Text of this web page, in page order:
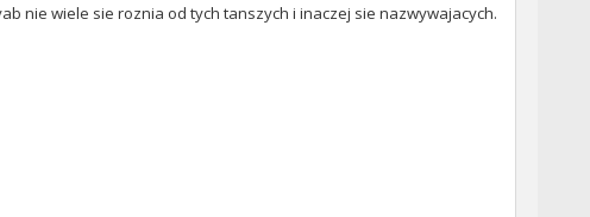
nie wiele sie roznia od tych tanszych i inaczej sie nazwywajacych.